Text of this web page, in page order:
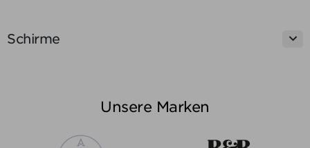
Schirme 
Unsere Marken